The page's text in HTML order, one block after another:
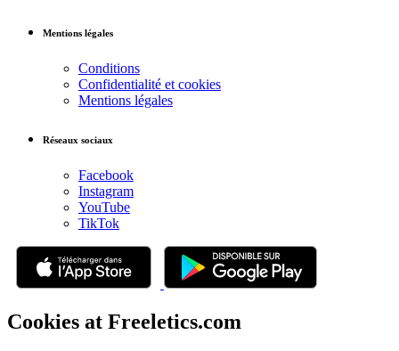
Mentions légales
Conditions
Confidentialité et cookies
Mentions légales
Réseaux sociaux
Facebook
Instagram
YouTube
TikTok
Cookies at Freeletics.com